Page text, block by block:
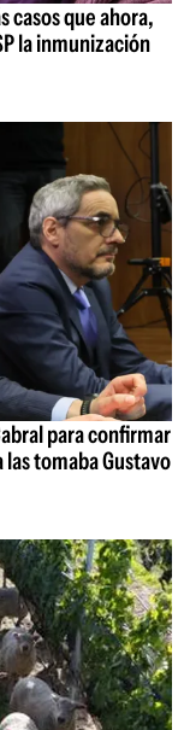
casos que ahora,
la inmunización
para confirmar
tomaba Gustavo